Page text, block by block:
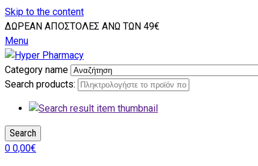
Skip to the content
ΔΩΡΕΑΝ ΑΠΟΣΤΟΛΕΣ ΑΝΩ ΤΩΝ 49€
Menu
Category name
Search products:
Search
0 0,00€